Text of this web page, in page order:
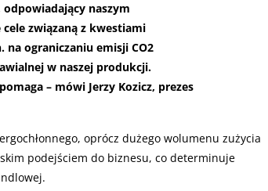
naszym
związaną z kwestiami
ograniczaniu emisji CO2
w naszej produkcji.
– mówi Jerzy Kozicz, prezes
oprócz dużego wolumenu zużycia
podejściem do biznesu, co determinuje